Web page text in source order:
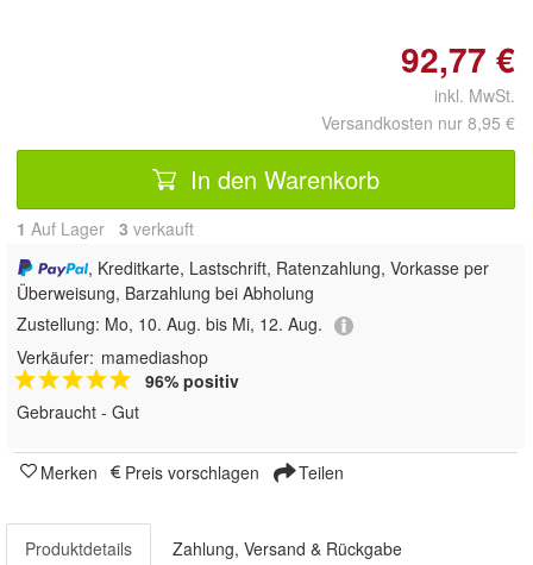
92,77 €
inkl. MwSt.
Versandkosten nur 8,95 €
In den Warenkorb
1 Auf Lager 3 verkauft
, Kreditkarte, Lastschrift, Ratenzahlung, Vorkasse per
Überweisung, Barzahlung bei Abholung
Zustellung: Mo, 10. Aug. bis Mi, 12. Aug.
Verkäufer: mamediashop
96% positiv
Gebraucht - Gut
Merken Preis vorschlagen Teilen
Produktdetails Zahlung, Versand & Rückgabe